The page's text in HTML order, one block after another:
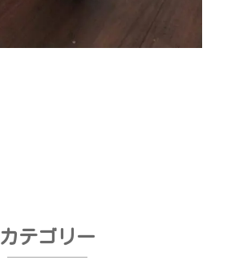
カテゴリー